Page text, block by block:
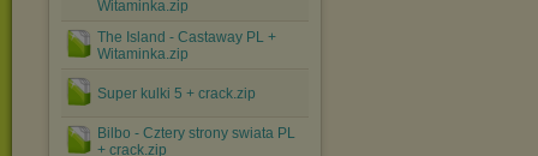
Witaminka.zip
The Island - Castaway PL +
Witaminka.zip
Super kulki 5 + crack.zip
Bilbo - Cztery strony swiata PL
+ crack.zip